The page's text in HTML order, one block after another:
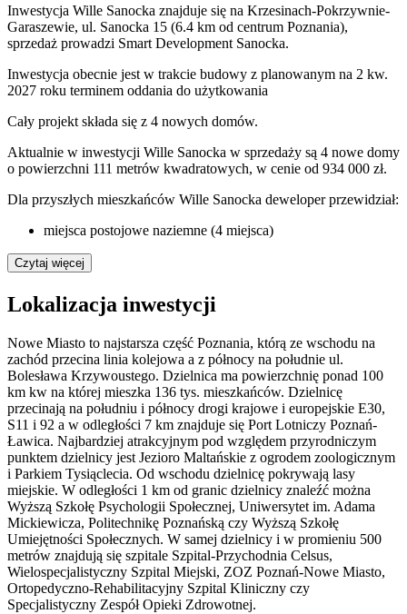
Inwestycja Wille Sanocka znajduje się na Krzesinach-Pokrzywnie-
Garaszewie, ul. Sanocka 15 (6.4 km od centrum Poznania),
sprzedaż prowadzi Smart Development Sanocka.
Inwestycja obecnie jest w trakcie budowy z planowanym na 2 kw.
2027 roku terminem oddania do użytkowania
Cały projekt składa się z 4 nowych domów.
Aktualnie w inwestycji Wille Sanocka w sprzedaży są 4 nowe domy
o powierzchni 111 metrów kwadratowych, w cenie od 934 000 zł.
Dla przyszłych mieszkańców Wille Sanocka deweloper przewidział:
miejsca postojowe naziemne (4 miejsca)
Czytaj więcej
Lokalizacja inwestycji
Nowe Miasto to najstarsza część Poznania, którą ze wschodu na
zachód przecina linia kolejowa a z północy na południe ul.
Bolesława Krzywoustego. Dzielnica ma powierzchnię ponad 100
km kw na której mieszka 136 tys. mieszkańców. Dzielnicę
przecinają na południu i północy drogi krajowe i europejskie E30,
S11 i 92 a w odległości 7 km znajduje się Port Lotniczy Poznań-
Ławica. Najbardziej atrakcyjnym pod względem przyrodniczym
punktem dzielnicy jest Jezioro Maltańskie z ogrodem zoologicznym
i Parkiem Tysiąclecia. Od wschodu dzielnicę pokrywają lasy
miejskie. W odległości 1 km od granic dzielnicy znaleźć można
Wyższą Szkołę Psychologii Społecznej, Uniwersytet im. Adama
Mickiewicza, Politechnikę Poznańską czy Wyższą Szkołę
Umiejętności Społecznych. W samej dzielnicy i w promieniu 500
metrów znajdują się szpitale Szpital-Przychodnia Celsus,
Wielospecjalistyczny Szpital Miejski, ZOZ Poznań-Nowe Miasto,
Ortopedyczno-Rehabilitacyjny Szpital Kliniczny czy
Specjalistyczny Zespół Opieki Zdrowotnej.